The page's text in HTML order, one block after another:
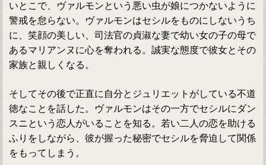
いとこで、ヴァルモンという悪い虫が娘につかないように
警戒を怠らない。ヴァルモンはセシルをものにしないうち
に、笑顔の美しい、司法官の貞淑な妻で幼い女の子の母で
あるマリアンヌに心を奪われる。誠実な態度で彼女とその
家族と親しくなる。
そしてその後で正直に自分とジュリエットがしている不道
徳なことを話した。ヴァルモンはその一方でセシルにダン
スニという恋人がいることを知る。若い二人の恋を助ける
ふりをしながら、彼が握った秘密でセシルを脅迫して関係
をもってしまう。